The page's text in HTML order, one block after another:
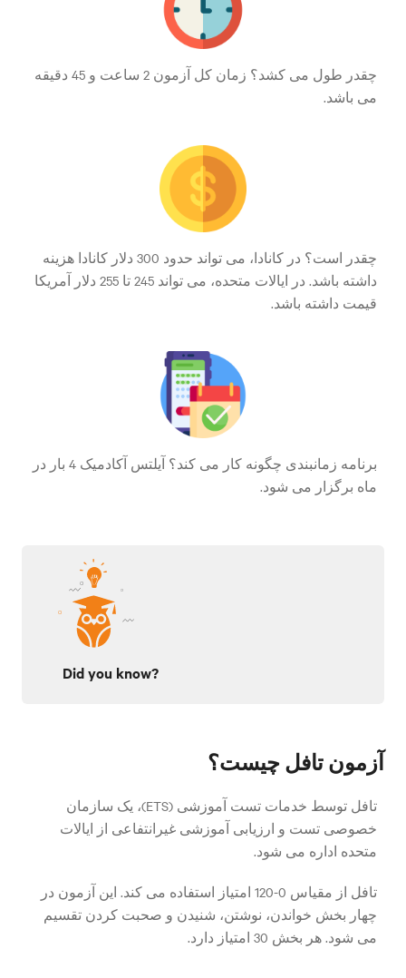
چقدر طول می کشد؟ زمان کل آزمون 2 ساعت و 45 دقیقه
می باشد.
چقدر است؟ در کانادا، می تواند حدود 300 دلار کانادا هزینه
داشته باشد. در ایالات متحده، می تواند 245 تا 255 دلار آمریکا
قیمت داشته باشد.
برنامه زمانبندی چگونه کار می کند؟ آیلتس آکادمیک 4 بار در
ماه برگزار می شود.
Did you know?
آزمون تافل چیست؟
تافل توسط خدمات تست آموزشی (ETS)، یک سازمان
خصوصی تست و ارزیابی آموزشی غیرانتفاعی از ایالات
متحده اداره می شود.
تافل از مقیاس 0-120 امتیاز استفاده می کند. این آزمون در
چهار بخش خواندن، نوشتن، شنیدن و صحبت کردن تقسیم
می شود. هر بخش 30 امتیاز دارد.